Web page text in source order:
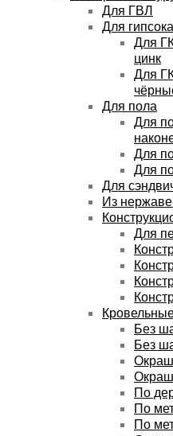
Для ГВЛ
Для
Для
цинк
Для
Для пола
Для
Для
Для
Для
Из
Для
Без
Без
По
По
По